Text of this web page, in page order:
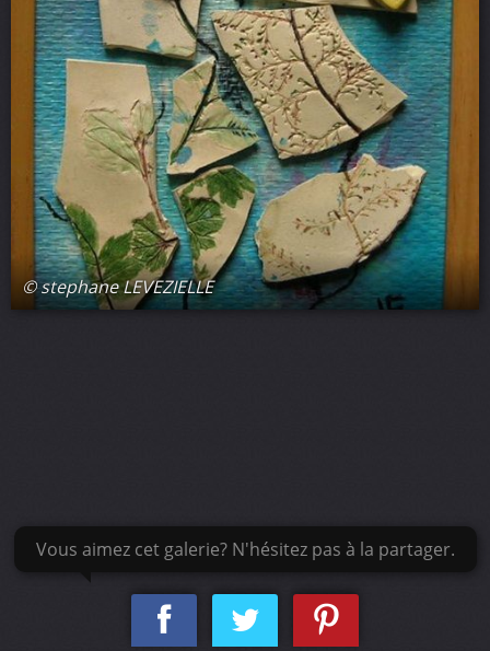
© stephane LEVEZIELLE
Vous aimez cet galerie? N'hésitez pas à la partager.